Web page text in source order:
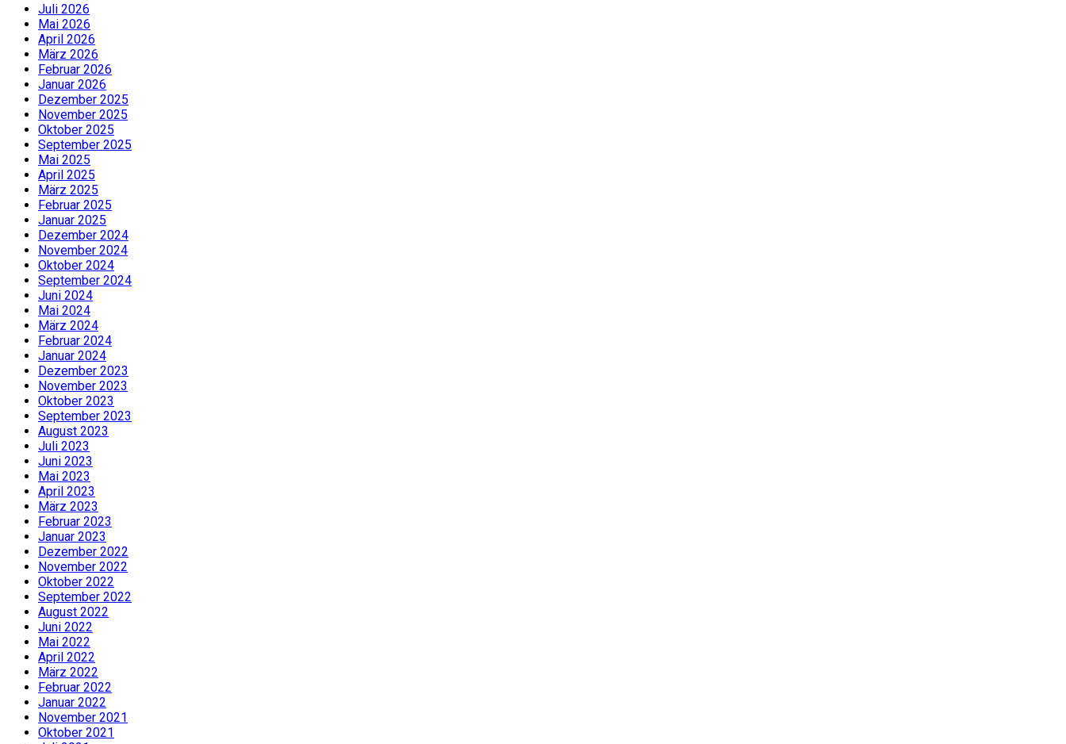
Juli 2026
Mai 2026
April 2026
März 2026
Februar 2026
Januar 2026
Dezember 2025
November 2025
Oktober 2025
September 2025
Mai 2025
April 2025
März 2025
Februar 2025
Januar 2025
Dezember 2024
November 2024
Oktober 2024
September 2024
Juni 2024
Mai 2024
März 2024
Februar 2024
Januar 2024
Dezember 2023
November 2023
Oktober 2023
September 2023
August 2023
Juli 2023
Juni 2023
Mai 2023
April 2023
März 2023
Februar 2023
Januar 2023
Dezember 2022
November 2022
Oktober 2022
September 2022
August 2022
Juni 2022
Mai 2022
April 2022
März 2022
Februar 2022
Januar 2022
November 2021
Oktober 2021